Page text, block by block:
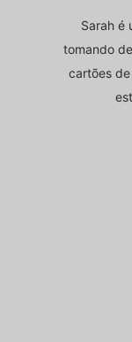
Sarah é
tomando
cartões